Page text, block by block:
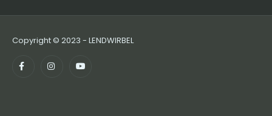
Copyright © 2023 - LENDWIRBEL